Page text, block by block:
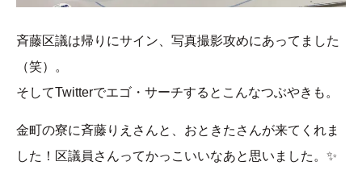
斉藤区議は帰りにサイン、写真撮影攻めにあってました
（笑）。
そしてTwitterでエゴ・サーチするとこんなつぶやきも。
金町の寮に斉藤りえさんと、おときたさんが来てくれま
した！区議員さんってかっこいいなあと思いました。✨